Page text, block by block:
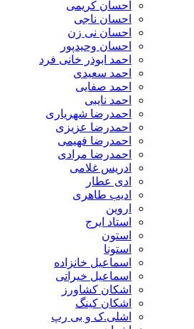
احسان کریمی
احسان ناجی
احسان نی زن
احسان وحیدپور
احمد ابوذر خانی فرد
احمد سعیدی
احمد صفایی
احمد نایبی
احمدرضا شهریاری
احمدرضا عزیزی
احمدرضا فهیمی
احمدرضا مرادی
ادریس غلامی
ادی عطار
ادیب طاهری
اروین
استاد ایرج
استون
استونا
اسماعیل خانزاده
اسماعیل خیراتی
اشکان کشاورز
اشکان کینگ
اشلی.ک و بی رپ